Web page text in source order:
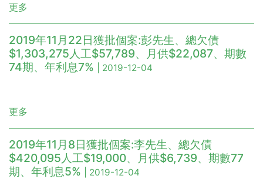
更多
2019年11月22日獲批個案:彭先生、總欠債
$1,303,275人工$57,789、月供$22,087、期數
74期、年利息7%
| 2019-12-04
更多
2019年11月8日獲批個案:李先生、總欠債
$420,095人工$19,000、月供$6,739、期數77
期、年利息5%
| 2019-12-04